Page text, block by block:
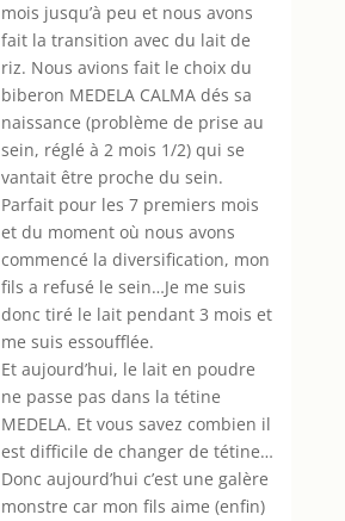
mois jusqu’à peu et nous avons
fait la transition avec du lait de
riz. Nous avions fait le choix du
biberon MEDELA CALMA dés sa
naissance (problème de prise au
sein, réglé à 2 mois 1/2) qui se
vantait être proche du sein.
Parfait pour les 7 premiers mois
et du moment où nous avons
commencé la diversification, mon
fils a refusé le sein…Je me suis
donc tiré le lait pendant 3 mois et
me suis essoufflée.
Et aujourd’hui, le lait en poudre
ne passe pas dans la tétine
MEDELA. Et vous savez combien il
est difficile de changer de tétine…
Donc aujourd’hui c’est une galère
monstre car mon fils aime (enfin)